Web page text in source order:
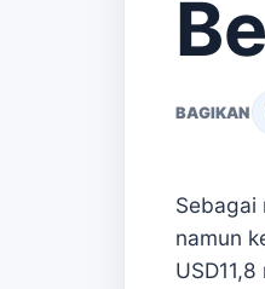
BAGIKAN
Sebagai
namun